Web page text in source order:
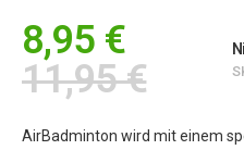
8,95 €
11,95 €
AirBadminton wird mit einem